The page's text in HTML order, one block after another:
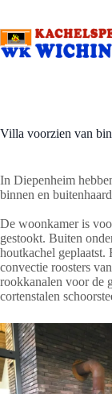
de
inhoud
Villa voorzien van
In Diepenheim
binnen en
De woonkamer is
gestookt. Buiten
houtkachel geplaatst.
convectie roosters
rookkanalen voor de
cortenstalen